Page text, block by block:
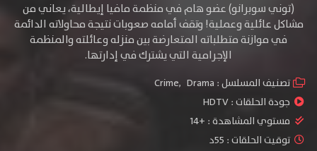
(توني سوبرانو) عضو هام في منظمة مافيا إيطالية، يعاني من
مشاكل عائلية وعملية! وتقف أمامه صعوبات نتيجة محاولاته الدائمة
في موازنة متطلباته المتعارضة بين منزله وعائلته والمنظمة
الإجرامية التي يشترك فيإدارتها.
تصنيف المسلسل : Crime, Drama
جودة الحلقات :HDTV
مستوي المشاهدة : +14
توقيت الحلقات : 55د